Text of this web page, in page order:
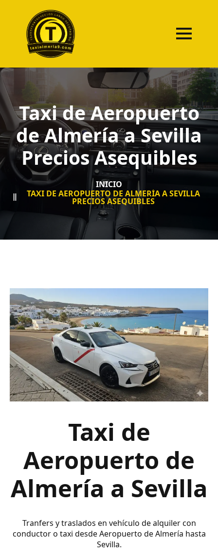
Taxi de Aeropuerto
de Almería a Sevilla
Precios Asequibles
INICIO
TAXI DE AEROPUERTO DE ALMERÍA A SEVILLA
PRECIOS ASEQUIBLES
Taxi de
Aeropuerto de
Almería a Sevilla
Tranfers y traslados en vehículo de alquiler con
conductor o taxi desde Aeropuerto de Almería hasta
Sevilla.